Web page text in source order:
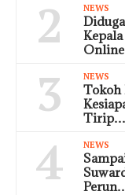
2 NEWS
3 NEWS
Tokoh
Tirip…
4 NEWS